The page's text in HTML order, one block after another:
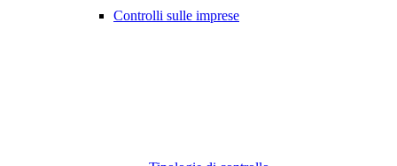
Controlli sulle imprese